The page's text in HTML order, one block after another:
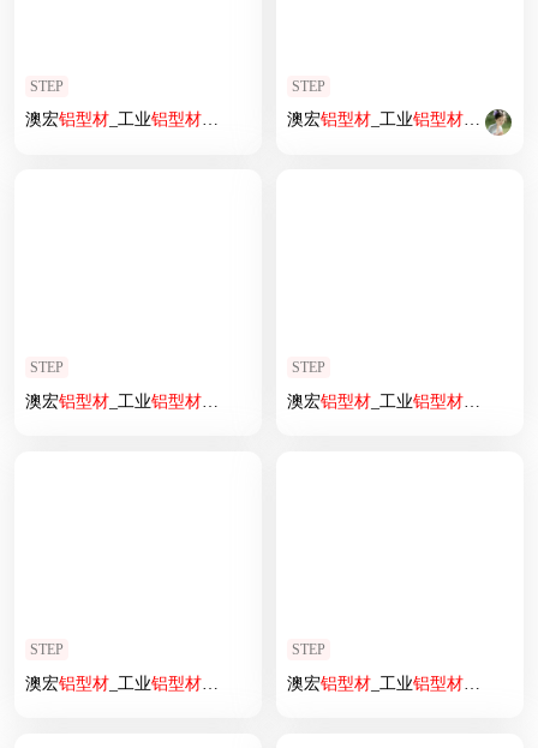
STEP
澳宏铝型材_工业铝型材50100欧标
STEP
澳宏铝型材_工业铝型材4560欧标
STEP
澳宏铝型材_工业铝型材2080欧标
STEP
澳宏铝型材_工业铝型材4060欧标
STEP
澳宏铝型材_工业铝型材90180欧标
STEP
澳宏铝型材_工业铝型材3090欧标